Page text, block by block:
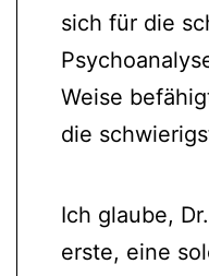
sich für die
Weise
die
Ich glaube,
erste, eine